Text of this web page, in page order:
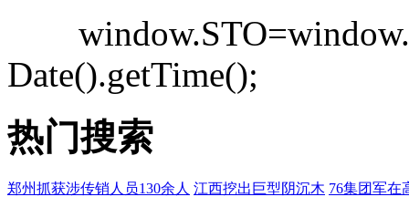
Date().getTime();
热门搜索
郑州抓获涉传销人员130余人 江西挖出巨型阴沉木 76集团军在